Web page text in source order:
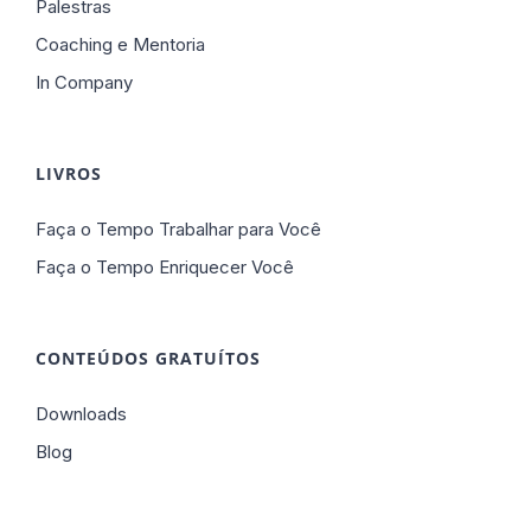
Palestras
Coaching e Mentoria
In Company
LIVROS
Faça o Tempo Trabalhar para Você
Faça o Tempo Enriquecer Você
CONTEÚDOS GRATUÍTOS
Downloads
Blog